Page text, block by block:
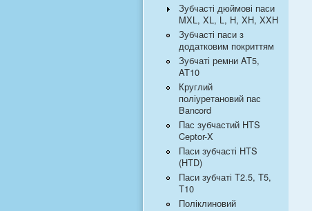
Зубчасті дюймові паси
MXL, XL, L, H, XH, XXH
Зубчасті паси з
додатковим покриттям
Зубчаті ремни AT5,
AT10
Круглий
поліуретановий пас
Bancord
Пас зубчастий HTS
Ceptor-X
Паси зубчасті HTS
(HTD)
Паси зубчаті T2.5, T5,
T10
Поліклиновий